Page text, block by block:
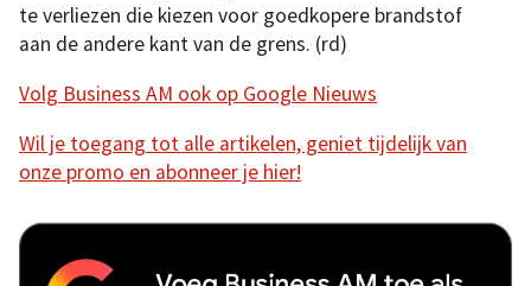
te verliezen die kiezen voor goedkopere brandstof
aan de andere kant van de grens. (rd)
Volg Business AM ook op Google Nieuws
Wil je toegang tot alle artikelen, geniet tijdelijk van
onze promo en abonneer je hier!